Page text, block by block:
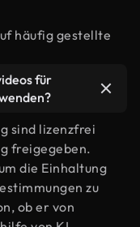
häufig gestellte
für
sind lizenzfrei
freigegeben.
die Einhaltung
zu
ob er von